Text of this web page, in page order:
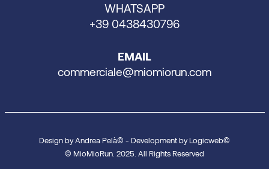
WHATSAPP
+39 0438430796
EMAIL
commerciale@miomiorun.com
Design by Andrea Pelà© - Development by Logicweb©
© MioMioRun. 2025. All Rights Reserved